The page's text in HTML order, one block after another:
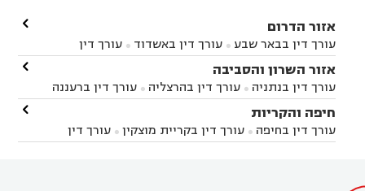
אזור הדרום
עורך דין בבאר שבע  עורך דין באשדוד 
עורך דין
באשקלון
עורך דין בבאר טוביה עורך דין בגן יבנה
עורך דין בניר הבנים עורך דין בערד
זיקים
עורך דין בנתיבות עורך דין בקרית מלאכי

אזור השרון והסביבה
עורך דין בנתניה  עורך דין בהרצליה  עורך דין ברעננה
עורך דין בחדרה עורך דין בכפר סבא
עורך דין בהוד
השרון
עורך דין באבן יהודה
עורך דין בחריש עורך דין בקיסריה עורך דין בקדימה

חיפה והקריות
עורך דין בחיפה  עורך דין בקריית מוצקין 
עורך דין
בקרית מוצקין
עורך דין בקריית אתא
עורך דין
